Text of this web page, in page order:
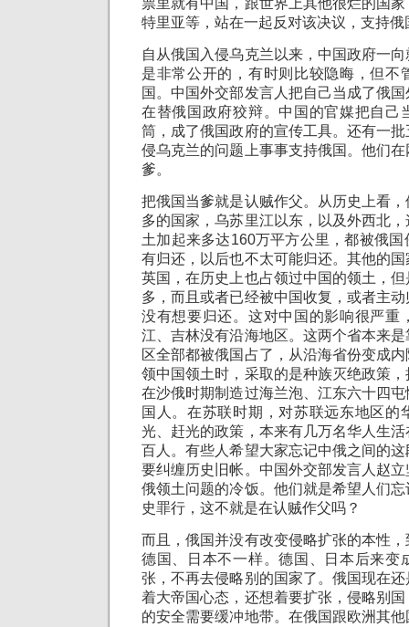
票里就有中国，跟世界上其他很烂的国
特里亚等，站在一起反对该决议，支持俄
自从俄国入侵乌克兰以来，中国政府一
是非常公开的，有时则比较隐晦，但不
国。中国外交部发言人把自己当成了俄
在替俄国政府狡辩。中国的官媒把自己
筒，成了俄国政府的宣传工具。还有一
侵乌克兰的问题上事事支持俄国。他们
爹。
把俄国当爹就是认贼作父。从历史上看
多的国家，乌苏里江以东，以及外西北
土加起来多达160万平方公里，都被俄
有归还，以后也不太可能归还。其他的
英国，在历史上也占领过中国的领土，
多，而且或者已经被中国收复，或者主
没有想要归还。这对中国的影响很严重
江、吉林没有沿海地区。这两个省本来
区全部都被俄国占了，从沿海省份变成
领中国领土时，采取的是种族灭绝政策
在沙俄时期制造过海兰泡、江东六十四
国人。在苏联时期，对苏联远东地区的
光、赶光的政策，本来有几万名华人生
百人。有些人希望大家忘记中俄之间的
要纠缠历史旧帐。中国外交部发言人赵
俄领土问题的冷饭。他们就是希望人们
史罪行，这不就是在认贼作父吗？
而且，俄国并没有改变侵略扩张的本性
德国、日本不一样。德国、日本后来变
张，不再去侵略别的国家了。俄国现在
着大帝国心态，还想着要扩张，侵略别
的安全需要缓冲地带。在俄国跟欧洲其